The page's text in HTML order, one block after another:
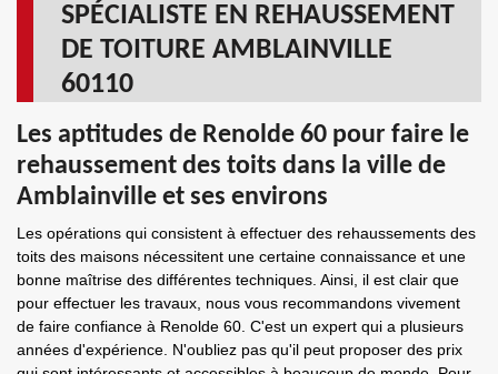
SPÉCIALISTE EN REHAUSSEMENT
DE TOITURE AMBLAINVILLE
60110
Les aptitudes de Renolde 60 pour faire le
rehaussement des toits dans la ville de
Amblainville et ses environs
Les opérations qui consistent à effectuer des rehaussements des
toits des maisons nécessitent une certaine connaissance et une
bonne maîtrise des différentes techniques. Ainsi, il est clair que
pour effectuer les travaux, nous vous recommandons vivement
de faire confiance à Renolde 60. C'est un expert qui a plusieurs
années d'expérience. N'oubliez pas qu'il peut proposer des prix